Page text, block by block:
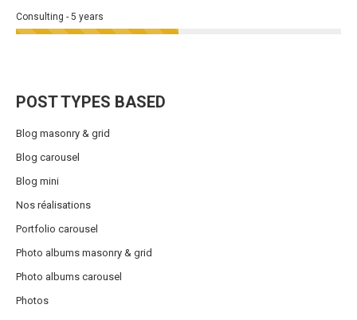
Consulting - 5 years
POST TYPES BASED
Blog masonry & grid
Blog carousel
Blog mini
Nos réalisations
Portfolio carousel
Photo albums masonry & grid
Photo albums carousel
Photos